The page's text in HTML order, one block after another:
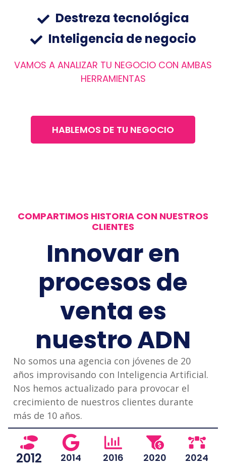
Destreza tecnológica
Inteligencia de negocio
VAMOS A ANALIZAR TU NEGOCIO CON AMBAS
HERRAMIENTAS
HABLEMOS DE TU NEGOCIO
COMPARTIMOS HISTORIA CON NUESTROS
CLIENTES
Innovar en
procesos de
venta es
nuestro ADN
No somos una agencia con jóvenes de 20
años improvisando con Inteligencia Artificial.
Nos hemos actualizado para provocar el
crecimiento de nuestros clientes durante
más de 10 años.
2012 2014 2016 2020 2024